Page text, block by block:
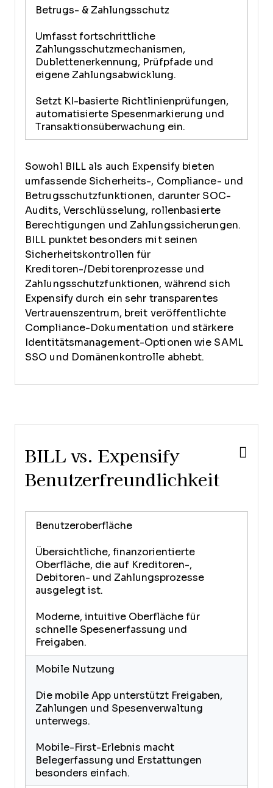
Betrugs- & Zahlungsschutz
Umfasst fortschrittliche
Zahlungsschutzmechanismen,
Dublettenerkennung, Prüfpfade und
eigene Zahlungsabwicklung.
Setzt KI-basierte Richtlinienprüfungen,
automatisierte Spesenmarkierung und
Transaktionsüberwachung ein.
Sowohl BILL als auch Expensify bieten
umfassende Sicherheits-, Compliance- und
Betrugsschutzfunktionen, darunter SOC-
Audits, Verschlüsselung, rollenbasierte
Berechtigungen und Zahlungssicherungen.
BILL punktet besonders mit seinen
Sicherheitskontrollen für
Kreditoren-/Debitorenprozesse und
Zahlungsschutzfunktionen, während sich
Expensify durch ein sehr transparentes
Vertrauenszentrum, breit veröffentlichte
Compliance-Dokumentation und stärkere
Identitätsmanagement-Optionen wie SAML
SSO und Domänenkontrolle abhebt.
BILL vs. Expensify
Benutzerfreundlichkeit
Benutzeroberfläche
Übersichtliche, finanzorientierte
Oberfläche, die auf Kreditoren-,
Debitoren- und Zahlungsprozesse
ausgelegt ist.
Moderne, intuitive Oberfläche für
schnelle Spesenerfassung und
Freigaben.
Mobile Nutzung
Die mobile App unterstützt Freigaben,
Zahlungen und Spesenverwaltung
unterwegs.
Mobile-First-Erlebnis macht
Belegerfassung und Erstattungen
besonders einfach.